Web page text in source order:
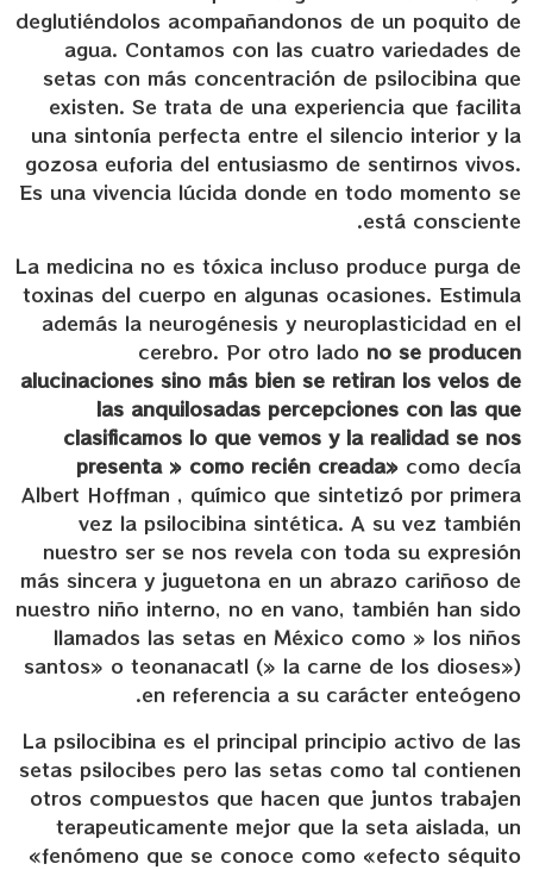
deglutiéndolos acompañandonos de un poquito de
agua. Contamos con las cuatro variedades de
setas con más concentración de psilocibina que
existen. Se trata de una experiencia que facilita
una sintonía perfecta entre el silencio interior y la
gozosa euforia del entusiasmo de sentirnos vivos.
Es una vivencia lúcida donde en todo momento se
está consciente.
La medicina no es tóxica incluso produce purga de
toxinas del cuerpo en algunas ocasiones. Estimula
además la neurogénesis y neuroplasticidad en el
cerebro. Por otro lado no se producen
alucinaciones sino más bien se retiran los velos de
las anquilosadas percepciones con las que
clasificamos lo que vemos y la realidad se nos
presenta » como recién creada» como decía
Albert Hoffman , químico que sintetizó por primera
vez la psilocibina sintética. A su vez también
nuestro ser se nos revela con toda su expresión
más sincera y juguetona en un abrazo cariñoso de
nuestro niño interno, no en vano, también han sido
llamados las setas en México como » los niños
santos» o teonanacatl (» la carne de los dioses»)
en referencia a su carácter enteógeno.
La psilocibina es el principal principio activo de las
setas psilocibes pero las setas como tal contienen
otros compuestos que hacen que juntos trabajen
terapeuticamente mejor que la seta aislada, un
fenómeno que se conoce como «efecto séquito»